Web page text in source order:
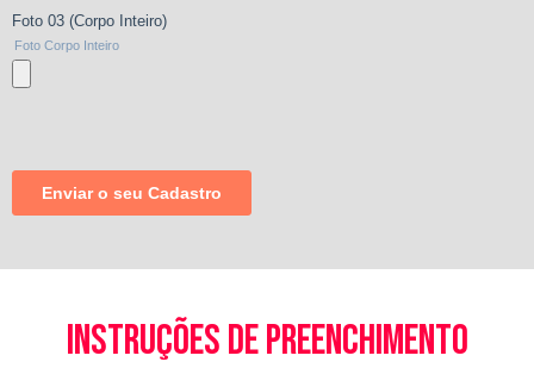
instruções de preenchimento